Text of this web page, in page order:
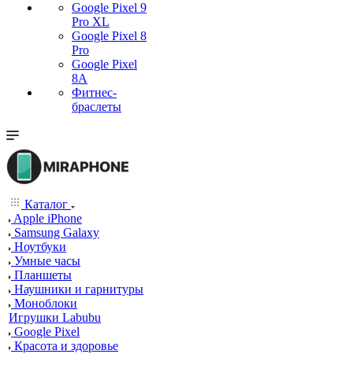
Google Pixel 9
Pro XL
Google Pixel 8
Pro
Google Pixel
8A
Фитнес-
браслеты
Каталог
Apple iPhone
Samsung Galaxy
Ноутбуки
Умные часы
Планшеты
Наушники и гарнитуры
Моноблоки
Игрушки Labubu
Google Pixel
Красота и здоровье